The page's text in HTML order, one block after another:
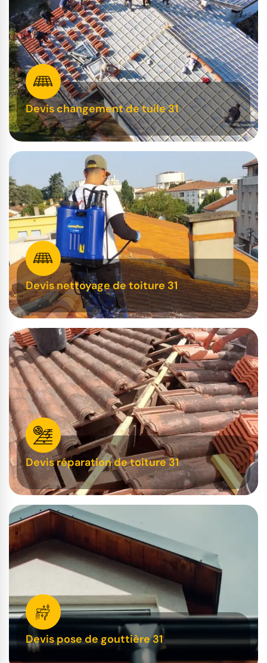
Devis changement de tuile 31
Devis nettoyage de toiture 31
Devis réparation de toiture 31
Devis pose de gouttière 31